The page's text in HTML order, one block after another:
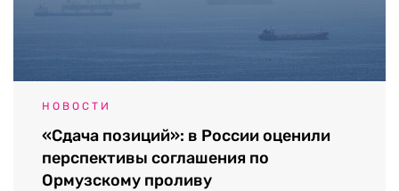
НОВОСТИ
«Сдача позиций»: в России оценили
перспективы соглашения по
Ормузскому проливу